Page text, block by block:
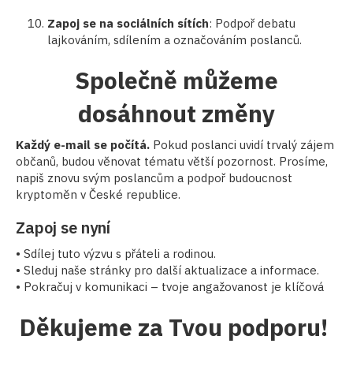
Zapoj se na sociálních sítích: Podpoř debatu
lajkováním, sdílením a označováním poslanců.
Společně můžeme
dosáhnout změny
Každý e-mail se počítá. Pokud poslanci uvidí trvalý zájem
občanů, budou věnovat tématu větší pozornost. Prosíme,
napiš znovu svým poslancům a podpoř budoucnost
kryptoměn v České republice.
Zapoj se nyní
• Sdílej tuto výzvu s přáteli a rodinou.
• Sleduj naše stránky pro další aktualizace a informace.
• Pokračuj v komunikaci – tvoje angažovanost je klíčová
Děkujeme za Tvou podporu!